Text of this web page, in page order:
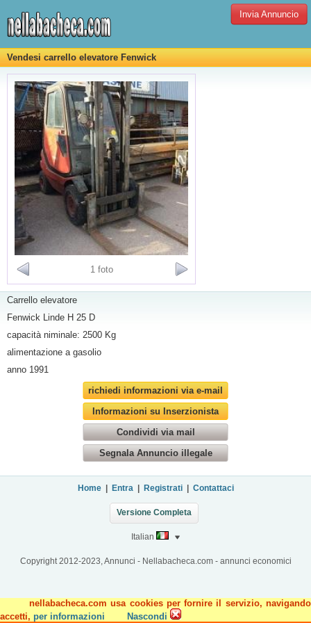
nellabacheca.com usa cookies per fornire il servizio, navigando
accetti, per informazioni Nascondi
Invia Annuncio
Vendesi carrello elevatore Fenwick
1 foto
Carrello elevatore
Fenwick Linde H 25 D
capacità niminale: 2500 Kg
alimentazione a gasolio
anno 1991
richiedi informazioni via e-mail
Informazioni su Inserzionista
Condividi via mail
Segnala Annuncio illegale
Home| Entra Registrati| Contattaci
Versione Completa
Italian
Copyright 2012-2023, Annunci - Nellabacheca.com - annunci economici